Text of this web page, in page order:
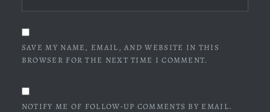
SAVE MY NAME, EMAIL, AND WEBSITE IN THIS
BROWSER FOR THE NEXT TIME I COMMENT.
NOTIFY ME OF FOLLOW-UP COMMENTS BY EMAIL.